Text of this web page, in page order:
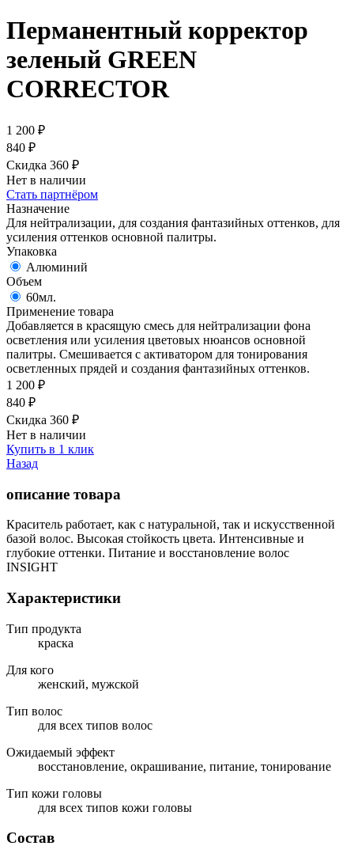
Перманентный корректор
зеленый GREEN
CORRECTOR
1 200 ₽
840 ₽
Скидка 360 ₽
Нет в наличии
Стать партнёром
Назначение
Для нейтрализации, для создания фантазийных оттенков, для
усиления оттенков основной палитры.
Упаковка
Алюминий
Объем
60мл.
Применение товара
Добавляется в красящую смесь для нейтрализации фона
осветления или усиления цветовых нюансов основной
палитры. Смешивается с активатором для тонирования
осветленных прядей и создания фантазийных оттенков.
1 200 ₽
840 ₽
Скидка 360 ₽
Нет в наличии
Купить в 1 клик
Назад
описание товара
Краситель работает, как с натуральной, так и искусственной
базой волос. Высокая стойкость цвета. Интенсивные и
глубокие оттенки. Питание и восстановление волос
INSIGHT
Характеристики
Тип продукта
краска
Для кого
женский, мужской
Тип волос
для всех типов волос
Ожидаемый эффект
восстановление, окрашивание, питание, тонирование
Тип кожи головы
для всех типов кожи головы
Состав